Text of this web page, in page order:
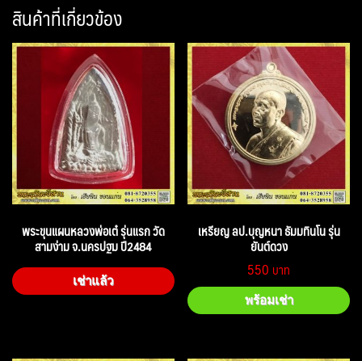
สินค้าที่เกี่ยวข้อง
พระขุนแผนหลวงพ่อเต๋ รุ่นแรก วัด
สามง่าม จ.นครปฐม ปี2484
เช่าแล้ว
เหรียญ ลป.บุญหนา ธัมมทินโน รุ่น
ยันต์ดวง
550
พร้อมเช่า